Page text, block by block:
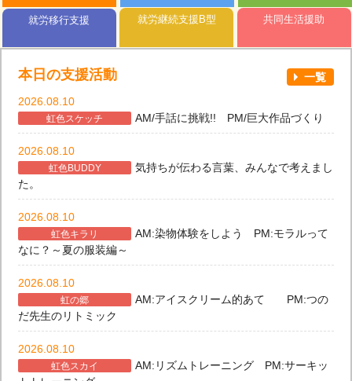
就労移行支援 就労継続支援B型 共同生活援助
本日の支援活動
一覧
2026.08.10
虹色スケッチ AM/手話に挑戦!! PM/巨大作品づくり
2026.08.10
虹色BUDDY
気持ちが伝わる言葉、みんなで考えまし
た。
2026.08.10
虹色キラリ
AM:染物体験をしよう PM:モラルって
なに？～夏の服装編～
2026.08.10
虹の郷
AM:アイスクリーム的あて PM:つの
だ先生のリトミック
2026.08.10
虹色スカイ
AM:リズムトレーニング PM:サーキッ